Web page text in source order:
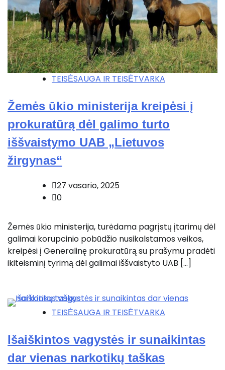
TEISĖSAUGA IR TEISĖTVARKA
Žemės ūkio ministerija kreipėsi į
prokuratūrą dėl galimo turto
iššvaistymo UAB „Lietuvos
žirgynas“
27 vasario, 2025
0
Žemės ūkio ministerija, turėdama pagrįstų įtarimų dėl
galimai korupcinio pobūdžio nusikalstamos veikos,
kreipėsi į Generalinę prokuratūrą su prašymu pradėti
ikiteisminį tyrimą dėl galimai iššvaistyto UAB […]
TEISĖSAUGA IR TEISĖTVARKA
Išaiškintos vagystės ir sunaikintas
dar vienas narkotikų taškas